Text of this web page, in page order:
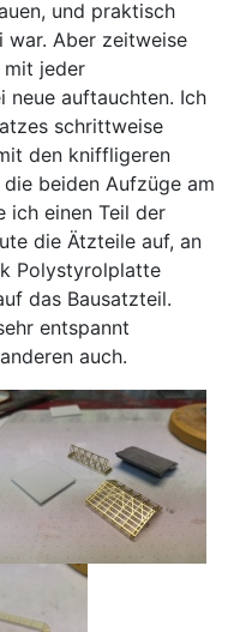
und praktisch
war. Aber zeitweise
mit jeder
auftauchten. Ich
schrittweise
den kniffligeren
beiden Aufzüge am
ich einen Teil der
die Ätzteile auf, an
Polystyrolplatte
das Bausatzteil.
entspannt
auch.